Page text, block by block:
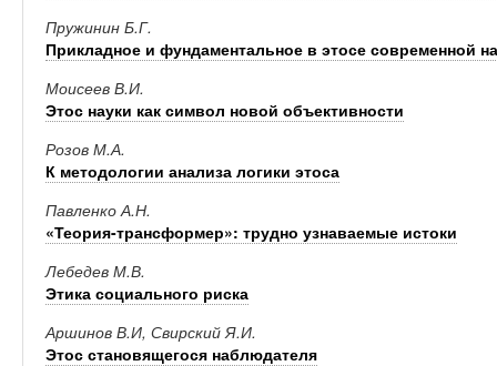
Пружинин Б.Г.
Прикладное и фундаментальное в этосе современной
Моисеев В.И.
Этос науки как символ новой объективности
Розов М.А.
К методологии анализа логики этоса
Павленко А.Н.
«Теория-трансформер»: трудно узнаваемые истоки
Лебедев М.В.
Этика социального риска
Аршинов В.И, Свирский Я.И.
Этос становящегося наблюдателя